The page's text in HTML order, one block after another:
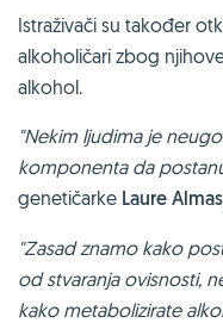
Istraživači su također
alkoholičari zbog
alkohol.
"Nekim ljudima je
komponenta da
genetičarke Laure
"Zasad znamo kako
od stvaranja ovisnosti,
kako metabolizirate